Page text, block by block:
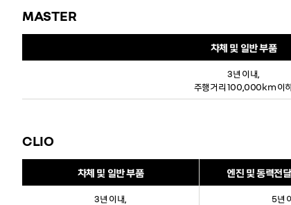
MASTER
차체 및 일반 부품
3년 이내,
주행거리 100,000km 이
CLIO
차체 및 일반 부품 엔진 및 동력전
3년 이내,
5년